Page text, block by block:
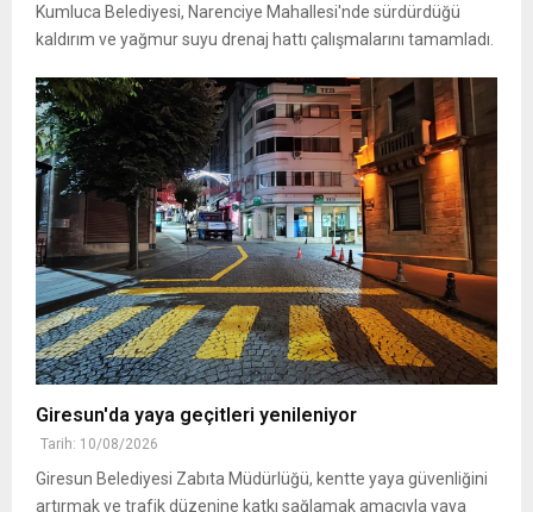
Kumluca Belediyesi, Narenciye Mahallesi'nde sürdürdüğü
kaldırım ve yağmur suyu drenaj hattı çalışmalarını tamamladı.
Giresun'da yaya geçitleri yenileniyor
Tarih: 10/08/2026
Giresun Belediyesi Zabıta Müdürlüğü, kentte yaya güvenliğini
artırmak ve trafik düzenine katkı sağlamak amacıyla yaya